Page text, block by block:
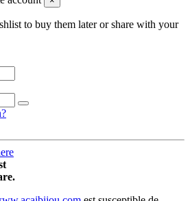
to buy them later or share with your